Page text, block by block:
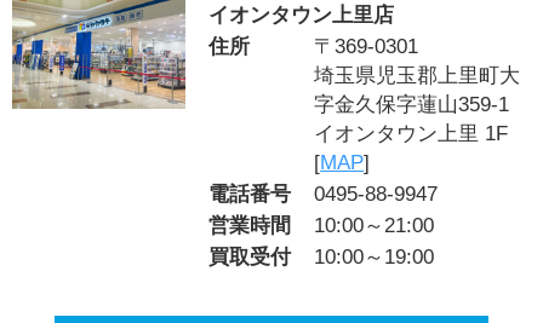
イオンタウン上里店
住所
〒369-0301
埼玉県児玉郡上里町大
字金久保字蓮山359-1
イオンタウン上里 1F
[MAP]
電話番号
0495-88-9947
営業時間
10:00～21:00
買取受付
10:00～19:00